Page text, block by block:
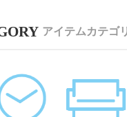
アイテムカテゴ